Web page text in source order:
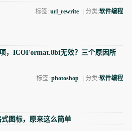
标签:url_rewrite | 分类:软件编程
，ICOFormat.8bi无效？三个原因所
标签:photoshop | 分类:软件编程
图标，原来这么简单